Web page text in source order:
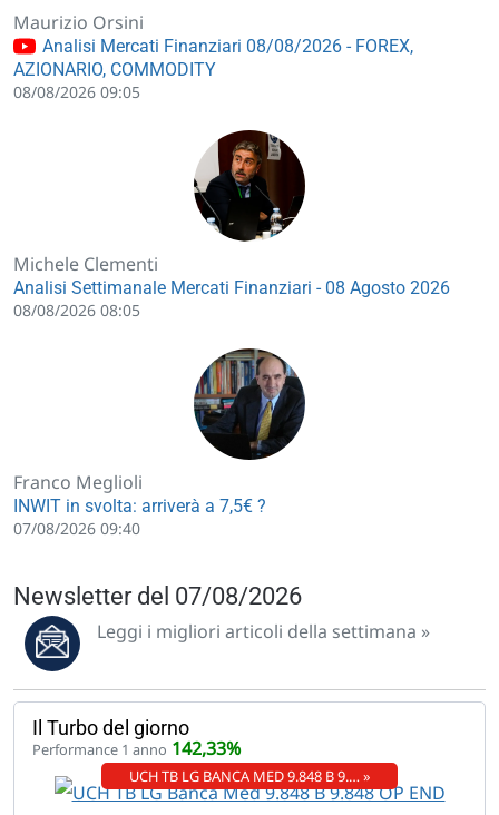
Maurizio Orsini
Analisi Mercati Finanziari 08/08/2026 - FOREX,
AZIONARIO, COMMODITY
08/08/2026 09:05
Michele Clementi
Analisi Settimanale Mercati Finanziari - 08 Agosto 2026
08/08/2026 08:05
Franco Meglioli
INWIT in svolta: arriverà a 7,5€ ?
07/08/2026 09:40
Newsletter del 07/08/2026
Leggi i migliori articoli della settimana »
Il Turbo del giorno
Performance 1 anno 142,33%
UCH TB LG BANCA MED 9.848 B 9.… »